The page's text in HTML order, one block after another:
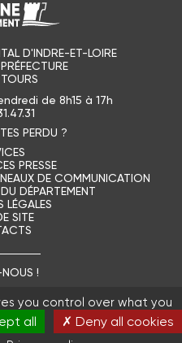
D'INDRE-ET-LOIRE
de 8h15 à 17h
PERDU ?
PRESSE
DE COMMUNICATION
DÉPARTEMENT
LÉGALES
SITE
!
you control over what you
all
✗ Deny all cookies